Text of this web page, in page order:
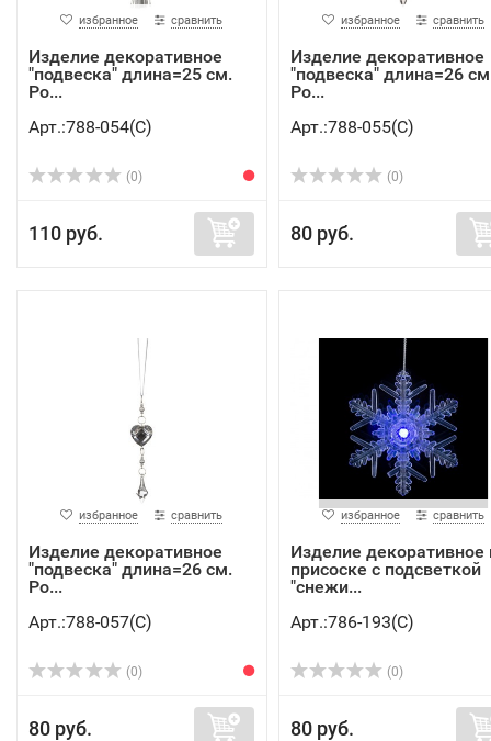
избранное сравнить
Изделие декоративное
"подвеска" длина=25 см.
Po...
Арт.:788-054(C)
(0)
110 руб.
избранное сравнить
Изделие декоративное
"подвеска" длина=26
Po...
Арт.:788-055(C)
(0)
80 руб.
избранное сравнить
Изделие декоративное
"подвеска" длина=26 см.
Po...
Арт.:788-057(C)
(0)
80 руб.
избранное сравнить
Изделие декоративное
присоске с подсветкой
"снежи...
Арт.:786-193(C)
(0)
80 руб.